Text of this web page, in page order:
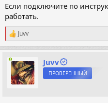
Если подключите по
работать.
Р
е
а
к
ц
и
и
Juvv
Juvv
ПРОВЕРЕННЫЙ